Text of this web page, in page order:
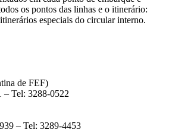
os pontos das linhas e o itinerário:
especiais do circular interno.
de FEF)
– Tel: 3288-0522
– Tel: 3289-4453